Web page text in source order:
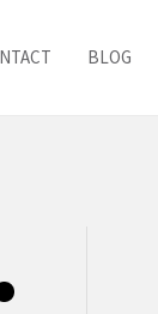
BLOG